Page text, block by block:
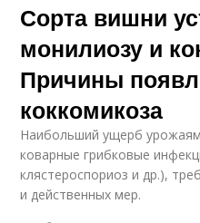
Сорта вишни
монилиозу и
Причины
коккомикоза
Наибольший ущерб
коварные грибковые
клястероспориоз и др.),
и действенных мер.